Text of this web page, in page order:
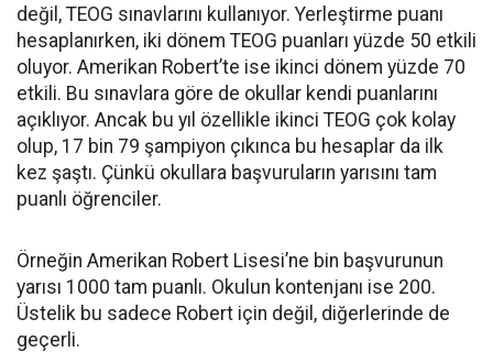
değil, TEOG sınavlarını kullanıyor. Yerleştirme puanı
hesaplanırken, iki dönem TEOG puanları yüzde 50 etkili
oluyor. Amerikan Robert’te ise ikinci dönem yüzde 70
etkili. Bu sınavlara göre de okullar kendi puanlarını
açıklıyor. Ancak bu yıl özellikle ikinci TEOG çok kolay
olup, 17 bin 79 şampiyon çıkınca bu hesaplar da ilk
kez şaştı. Çünkü okullara başvuruların yarısını tam
puanlı öğrenciler.
Örneğin Amerikan Robert Lisesi’ne bin başvurunun
yarısı 1000 tam puanlı. Okulun kontenjanı ise 200.
Üstelik bu sadece Robert için değil, diğerlerinde de
geçerli.